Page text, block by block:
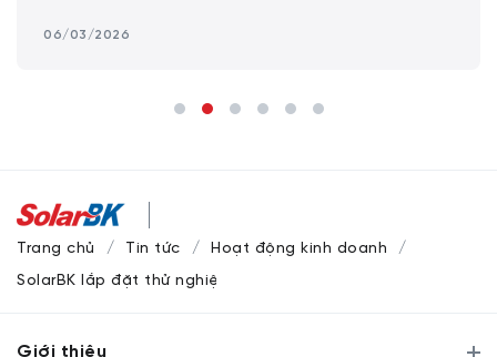
06/03/2026
Trang chủ Tin tức
Hoạt động kinh doanh
SolarBK lắp đặt thử nghiệm thành công Trạm Tuabin Gió
Giới thiệu